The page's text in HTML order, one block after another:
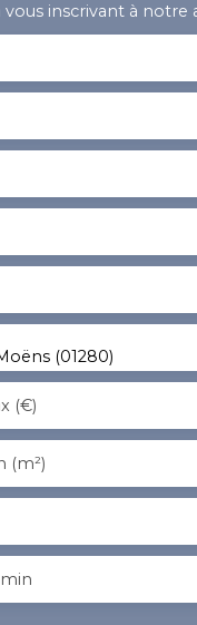
inscrivant à notre
(01280)
(€)
(m²)